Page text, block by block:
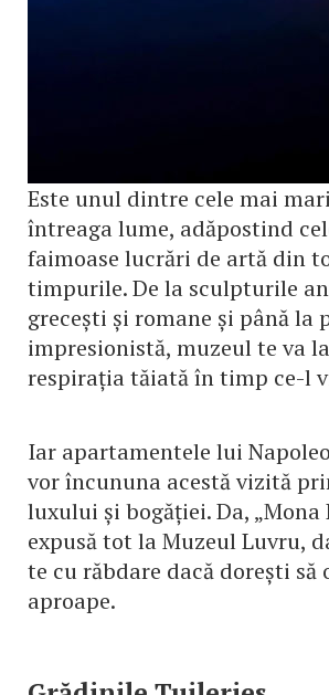
Este unul dintre cele mai
întreaga lume, adăpostind
faimoase lucrări de artă din
timpurile. De la sculpturile
grecești și romane și până la
impresionistă, muzeul te va
respirația tăiată în timp ce-l
Iar apartamentele lui
vor încununa acestă vizită
luxului și bogăției. Da, „Mona
expusă tot la Muzeul Luvru,
te cu răbdare dacă dorești să
aproape.